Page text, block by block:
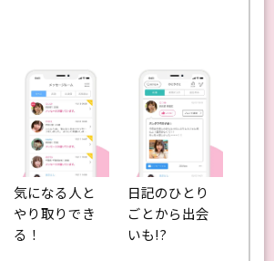
気になる人と
やり取りでき
る！
日記のひとり
ごとから出会
いも!?